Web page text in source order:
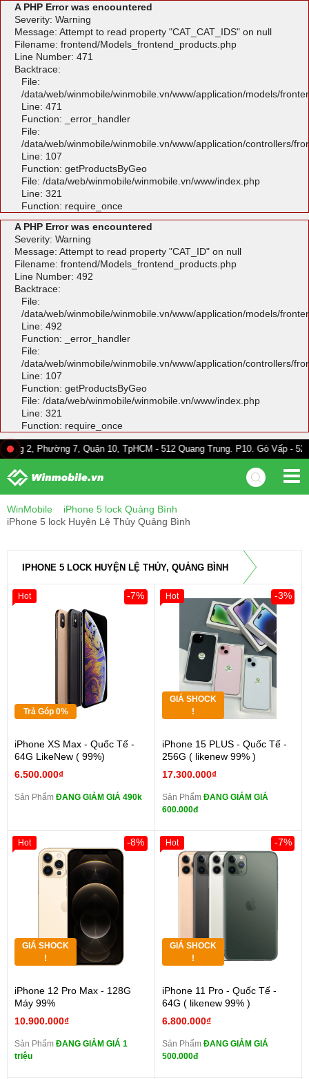
A PHP Error was encountered
Severity: Warning
Message: Attempt to read property "CAT_CAT_IDS" on null
Filename: frontend/Models_frontend_products.php
Line Number: 471
Backtrace:
File:
/data/web/winmobile/winmobile.vn/www/application/models/
Line: 471
Function: _error_handler
File:
/data/web/winmobile/winmobile.vn/www/application/controllers/
Line: 107
Function: getProductsByGeo
File: /data/web/winmobile/winmobile.vn/www/index.php
Line: 321
Function: require_once
A PHP Error was encountered
Severity: Warning
Message: Attempt to read property "CAT_ID" on null
Filename: frontend/Models_frontend_products.php
Line Number: 492
Backtrace:
File:
/data/web/winmobile/winmobile.vn/www/application/models/
Line: 492
Function: _error_handler
File:
/data/web/winmobile/winmobile.vn/www/application/controllers/
Line: 107
Function: getProductsByGeo
File: /data/web/winmobile/winmobile.vn/www/index.php
Line: 321
Function: require_once
7, Quận 10, TpHCM - 512 Quang Trung. P10. Gò Vấp - 528A Trường
WinMobile
iPhone 5 lock Quảng Bình
iPhone 5 lock Huyện Lệ Thủy Quảng Bình
IPHONE 5 LOCK HUYỆN LỆ THỦY, QUẢNG BÌNH
Trả Góp 0%
iPhone XS Max - Quốc Tế -
64G LikeNew ( 99%)
6.500.000₫
-7%
Sản Phẩm ĐANG GIẢM GIÁ 490k
Hot
GIÁ SHOCK
!
iPhone 15 PLUS - Quốc Tế -
256G ( likenew 99% )
17.300.000₫
-3%
Sản Phẩm ĐANG GIẢM GIÁ
600.000đ
Hot
GIÁ SHOCK
!
iPhone 12 Pro Max - 128G
Máy 99%
10.900.000₫
-8%
Sản Phẩm ĐANG GIẢM GIÁ 1
triệu
Hot
GIÁ SHOCK
!
iPhone 11 Pro - Quốc Tế -
64G ( likenew 99% )
6.800.000₫
-7%
Sản Phẩm ĐANG GIẢM GIÁ
500.000đ
Hot